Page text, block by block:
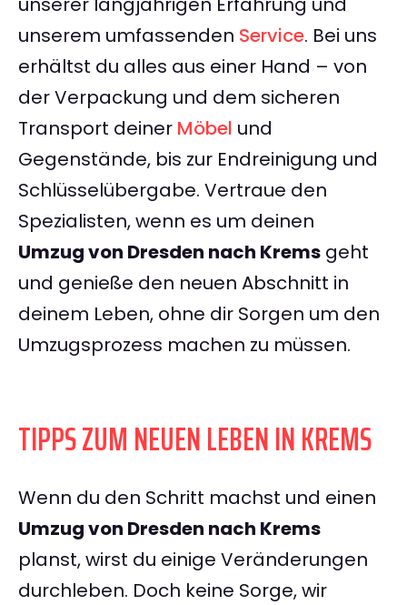
unserem umfassenden Service. Bei uns
erhältst du alles aus einer Hand – von
der Verpackung und dem sicheren
Transport deiner Möbel und
Gegenstände, bis zur Endreinigung und
Schlüsselübergabe. Vertraue den
Spezialisten, wenn es um deinen
Umzug von Dresden nach Krems geht
und genieße den neuen Abschnitt in
deinem Leben, ohne dir Sorgen um den
Umzugsprozess machen zu müssen.
TIPPS ZUM NEUEN LEBEN IN KREMS
Wenn du den Schritt machst und einen
Umzug von Dresden nach Krems
planst, wirst du einige Veränderungen
durchleben. Doch keine Sorge, wir